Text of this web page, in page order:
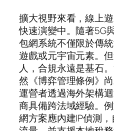
擴大視野來看，線上
快速演變中。隨著5G
包網系統不僅限於傳
遊戲或元宇宙元素。
人，合規永遠是基石
然《博弈管理條例》
運營者透過海外架構
商具備跨法域經驗。
網方案應內建IP偵測